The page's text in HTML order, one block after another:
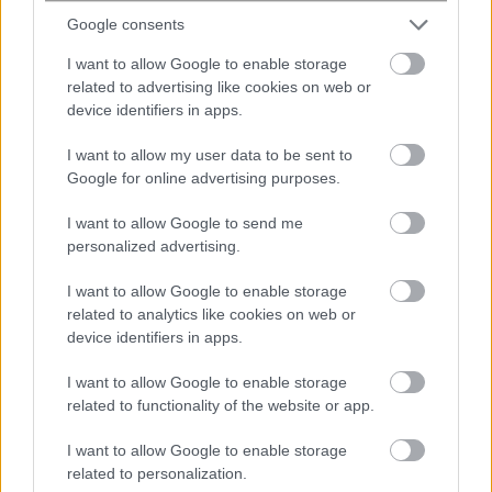
Google consents
I want to allow Google to enable storage
related to advertising like cookies on web or
device identifiers in apps.
I want to allow my user data to be sent to
Google for online advertising purposes.
I want to allow Google to send me
personalized advertising.
I want to allow Google to enable storage
related to analytics like cookies on web or
device identifiers in apps.
I want to allow Google to enable storage
related to functionality of the website or app.
I want to allow Google to enable storage
related to personalization.
βαθμούς Κελσίου.
ΠΡΟΓΝΩΣΗ ΓΙΑ ΤΗΝ ΚΥΡΙΑΚΗ 29-03-2026
Λίγες νεφώσεις παροδικά αυξημένες με τοπικές
στο Ιόνιο, την Κρήτη, τις Κυκλάδες και το
ανατολικό Αιγαίο μεμονωμένες καταιγίδες, ενώ
τοπικοί όμβροι πιθανόν να εκδηλωθούν τις
μεσημβρινές και απογευματινές ώρες στα
ηπειρωτικά. Τις βραδινές ώρες ο καιρός θα
βελτιωθεί στις περισσότερες περιοχές και τα
φαινόμενα θα περιοριστούν στην ανατολική
Θράκη και τα νησιά του βορειοανατολικού
Αιγαίου.